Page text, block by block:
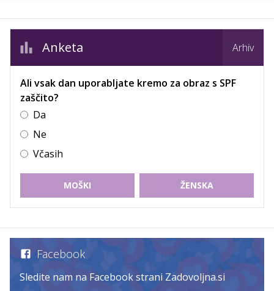
Anketa Arhiv
Ali vsak dan uporabljate kremo za obraz s SPF
zaščito?
Da
Ne
Včasih
MOŠKI ŽENSKA
Facebook
Sledite nam na Facebook strani Zadovoljna.si